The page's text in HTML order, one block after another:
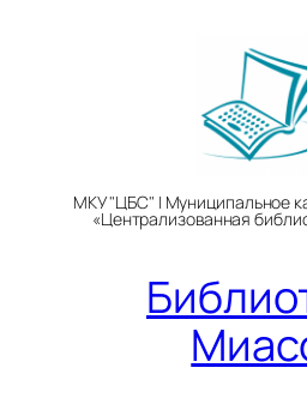
МКУ "ЦБС" | Муниципальное
«Централизованная